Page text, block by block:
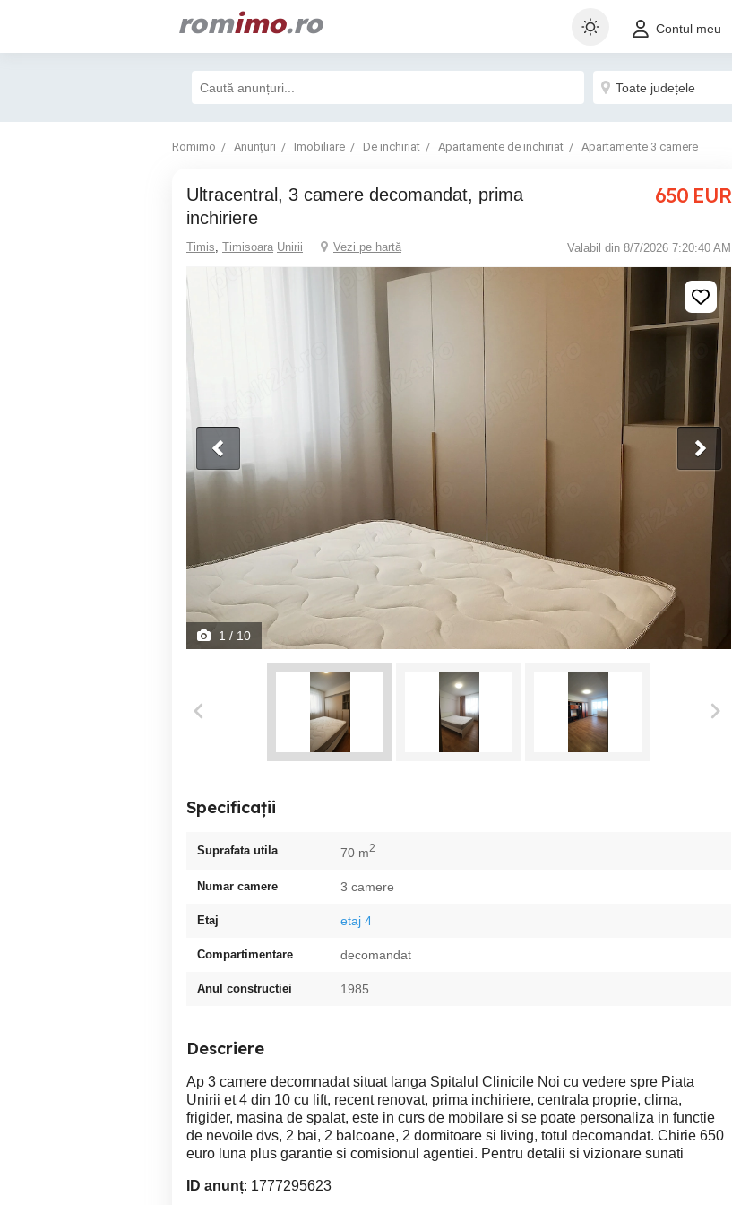
romimo.ro Contul meu
Romimo Anunțuri Imobiliare De inchiriat Apartamente de inchiriat Apartamente 3 camere
Ultracentral, 3 camere decomandat, prima
inchiriere
650 EUR
Timis, Timisoara Unirii Vezi pe hartă Valabil din 8/7/2026 7:20:40 AM
1 / 10
Specificații
Suprafata utila 70 m2
Numar camere 3 camere
Etaj etaj 4
Compartimentare decomandat
Anul constructiei 1985
Descriere
Ap 3 camere decomnadat situat langa Spitalul Clinicile Noi cu vedere spre Piata
Unirii et 4 din 10 cu lift, recent renovat, prima inchiriere, centrala proprie, clima,
frigider, masina de spalat, este in curs de mobilare si se poate personaliza in functie
de nevoile dvs, 2 bai, 2 balcoane, 2 dormitoare si living, totul decomandat. Chirie 650
euro luna plus garantie si comisionul agentiei. Pentru detalii si vizionare sunati
ID anunț: 1777295623